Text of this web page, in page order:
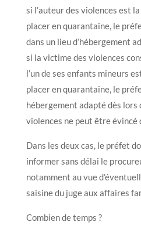
si l’auteur des violences est
placer en quarantaine, le
dans un lieu d’hébergement
si la victime des violences
l’un de ses enfants mineurs
placer en quarantaine, le
hébergement adapté dès lors
violences ne peut être évincé
Dans les deux cas, le préfet
informer sans délai le
notamment au vue
saisine du juge aux affaires
Combien de temps ?